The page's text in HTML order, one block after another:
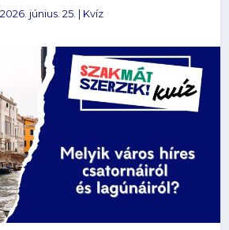
2026. június. 25. Kvíz